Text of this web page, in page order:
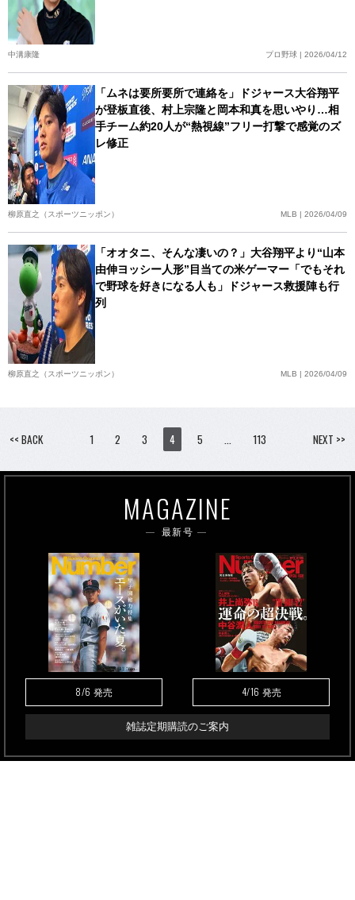
中溝康隆 プロ野球 | 2026/04/12
「ムネは要所要所で連絡を」ドジャース大谷翔平
が登板直後、村上宗隆と岡本和真を思いやり…相
手チーム約20人が“熱視線”フリー打撃で感覚のズ
レ修正
柳原直之（スポーツニッポン） MLB | 2026/04/09
「オオタニ、そんな凄いの？」大谷翔平より“山本
由伸ヨッシー人形”目当ての米ゲーマー「でもそれ
で野球を好きになる人も」ドジャース救援陣も行
列
柳原直之（スポーツニッポン） MLB | 2026/04/09
<< BACK 1 2 3 4 5 … 113 NEXT >>
MAGAZINE
最新号
8/6 発売 4/16 発売
雑誌定期購読のご案内